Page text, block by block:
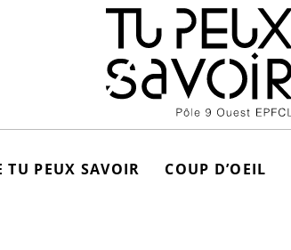
TU PEUX SAVOIR COUP D’OEIL